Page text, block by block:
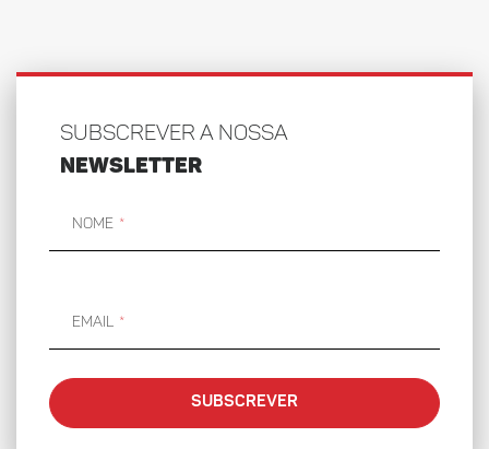
SUBSCREVER A NOSSA
NEWSLETTER
Nome
Email
SUBSCREVER